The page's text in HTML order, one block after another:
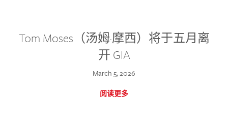
Tom Moses（汤姆·摩西）将于五月离
开 GIA
March 5, 2026
阅读更多